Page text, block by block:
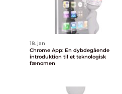
18. jan
Chrome App: En dybdegående
introduktion til et teknologisk
fænomen